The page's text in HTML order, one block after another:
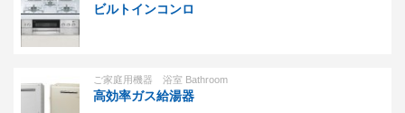
ビルトインコンロ
ご家庭用機器 浴室 Bathroom
高効率ガス給湯器